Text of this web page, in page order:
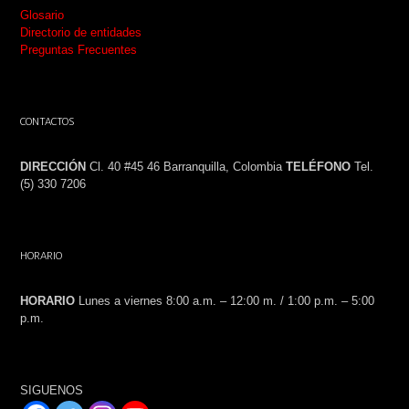
Glosario
Directorio de entidades
Preguntas Frecuentes
CONTACTOS
DIRECCIÓN Cl. 40 #45 46 Barranquilla, Colombia TELÉFONO Tel.
(5) 330 7206
HORARIO
HORARIO Lunes a viernes 8:00 a.m. – 12:00 m. / 1:00 p.m. – 5:00
p.m.
SIGUENOS